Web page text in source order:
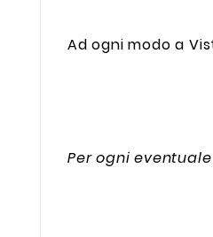
Ad ogni modo a
Per ogni